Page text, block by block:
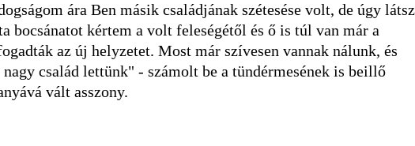
ára Ben másik családjának szétesése volt, de úgy
kértem a volt feleségétől és ő is túl van már a
az új helyzetet. Most már szívesen vannak nálunk, és
család lettünk" - számolt be a tündérmesének is beillő
vált asszony.